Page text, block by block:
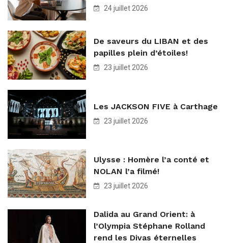
24 juillet 2026
De saveurs du LIBAN et des
papilles plein d’étoiles!
23 juillet 2026
Les JACKSON FIVE à Carthage
23 juillet 2026
Ulysse : Homère l’a conté et
NOLAN l’a filmé!
23 juillet 2026
Dalida au Grand Orient: à
l’Olympia Stéphane Rolland
rend les Divas éternelles